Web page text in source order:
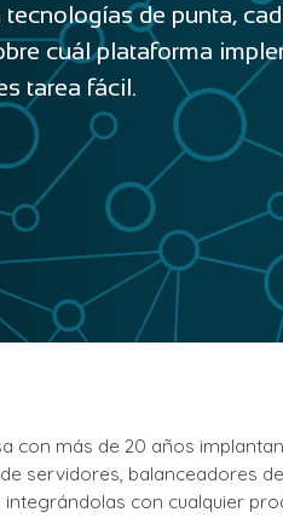
de punta,
cuál plataforma
tarea fácil.
con más de 20 años
servidores, balanceadores
integrándolas con cualquier